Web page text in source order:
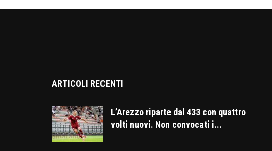
ARTICOLI RECENTI
L’Arezzo riparte dal 433 con quattro
volti nuovi. Non convocati i...